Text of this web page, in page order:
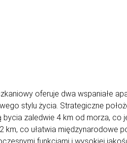
oferuje dwa wspaniałe
stylu życia. Strategiczne
zaledwie 4 km od morza, co
km, co ułatwia międzynarodowe